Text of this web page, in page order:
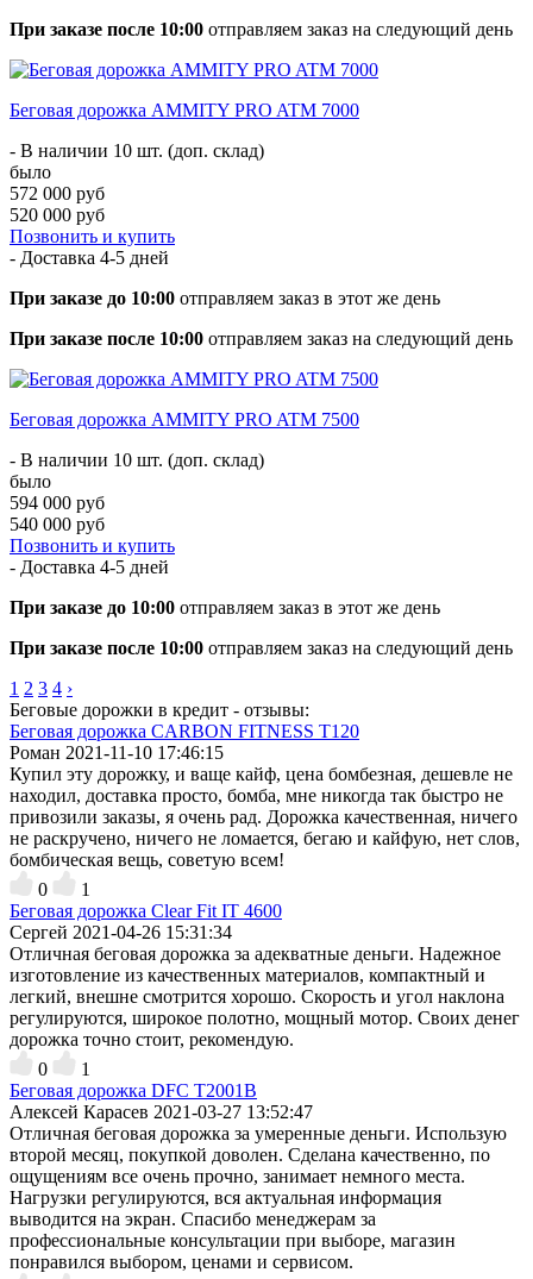
При заказе после 10:00 отправляем заказ на следующий день
Беговая дорожка AMMITY PRO ATM 7000
- В наличии 10 шт. (доп. склад)
было
572 000 руб
520 000 руб
Позвонить и купить
- Доставка 4-5 дней
При заказе до 10:00 отправляем заказ в этот же день
При заказе после 10:00 отправляем заказ на следующий день
Беговая дорожка AMMITY PRO ATM 7500
- В наличии 10 шт. (доп. склад)
было
594 000 руб
540 000 руб
Позвонить и купить
- Доставка 4-5 дней
При заказе до 10:00 отправляем заказ в этот же день
При заказе после 10:00 отправляем заказ на следующий день
1 2 3 4 ›
Беговые дорожки в кредит - отзывы:
Беговая дорожка CARBON FITNESS T120
Роман 2021-11-10 17:46:15
Купил эту дорожку, и ваще кайф, цена бомбезная, дешевле не
находил, доставка просто, бомба, мне никогда так быстро не
привозили заказы, я очень рад. Дорожка качественная, ничего
не раскручено, ничего не ломается, бегаю и кайфую, нет слов,
бомбическая вещь, советую всем!
0
1
Беговая дорожка Clear Fit IT 4600
Сергей 2021-04-26 15:31:34
Отличная беговая дорожка за адекватные деньги. Надежное
изготовление из качественных материалов, компактный и
легкий, внешне смотрится хорошо. Скорость и угол наклона
регулируются, широкое полотно, мощный мотор. Своих денег
дорожка точно стоит, рекомендую.
0
1
Беговая дорожка DFC T2001B
Алексей Карасев 2021-03-27 13:52:47
Отличная беговая дорожка за умеренные деньги. Использую
второй месяц, покупкой доволен. Сделана качественно, по
ощущениям все очень прочно, занимает немного места.
Нагрузки регулируются, вся актуальная информация
выводится на экран. Спасибо менеджерам за
профессиональные консультации при выборе, магазин
понравился выбором, ценами и сервисом.